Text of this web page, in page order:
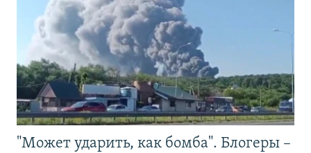
"Может ударить, как бомба". Блогеры –